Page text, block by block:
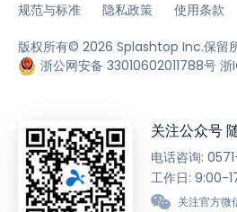
规范与标准 隐私政策 使用条款
版权所有© 2026 Splashtop Inc.保留所
浙公网安备 33010602011788号 浙
关注公众号
电话咨询:
工作日: 9:00-
关注官方微